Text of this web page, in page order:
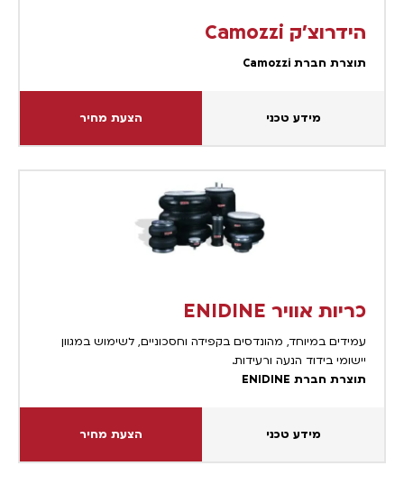
הידרוצ’ק Camozzi
תוצרת חברת Camozzi
מידע טכני הצעת מחיר
כריות אוויר ENIDINE
עמידים במיוחד, מהונדסים בקפידה וחסכוניים, לשימוש במגוון
יישומי בידוד הנעה ורעידות.
תוצרת חברת ENIDINE
מידע טכני הצעת מחיר